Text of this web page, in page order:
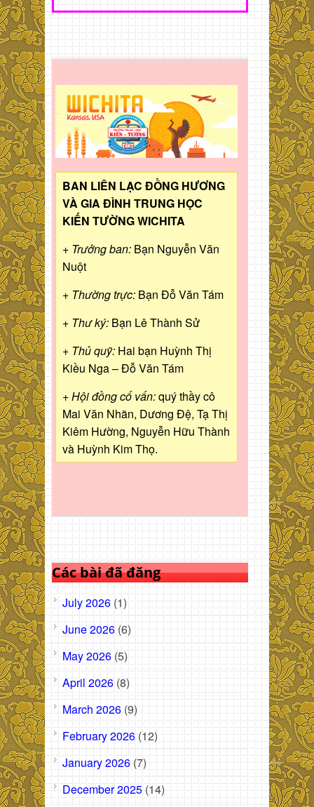
BAN LIÊN LẠC ĐỒNG HƯƠNG
VÀ GIA ĐÌNH TRUNG HỌC
KIẾN TƯỜNG WICHITA
+ Trưởng ban: Bạn Nguyễn Văn
Nuột
+ Thường trực: Bạn Đỗ Văn Tám
+ Thư ký: Bạn Lê Thành Sử
+ Thủ quỹ: Hai bạn Huỳnh Thị
Kiều Nga – Đỗ Văn Tám
+ Hội đồng cố vấn:quý thầy cô
Mai Văn Nhãn, Dương Đệ, Tạ Thị
Kiêm Hường, Nguyễn Hữu Thành
và Huỳnh Kim Thọ.
Các bài đã đăng
July 2026 (1)
June 2026 (6)
May 2026 (5)
April 2026 (8)
March 2026 (9)
February 2026 (12)
January 2026 (7)
December 2025 (14)